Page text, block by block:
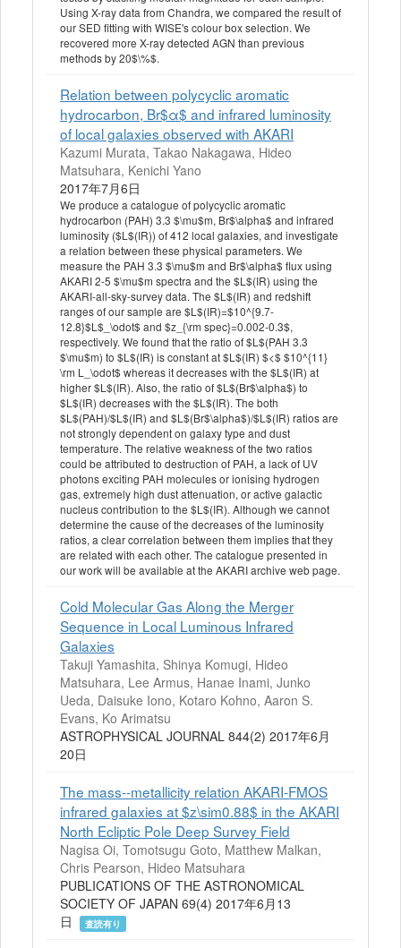
Using X-ray data from Chandra, we compared the result of
our SED fitting with WISE's colour box selection. We
recovered more X-ray detected AGN than previous
methods by 20$\%$.
Relation between polycyclic aromatic
hydrocarbon, Br$α$ and infrared luminosity
of local galaxies observed with AKARI
Kazumi Murata, Takao Nakagawa, Hideo
Matsuhara, Kenichi Yano
2017年7月6日
We produce a catalogue of polycyclic aromatic
hydrocarbon (PAH) 3.3 $\mu$m, Br$\alpha$ and infrared
luminosity ($L$(IR)) of 412 local galaxies, and investigate
a relation between these physical parameters. We
measure the PAH 3.3 $\mu$m and Br$\alpha$ flux using
AKARI 2-5 $\mu$m spectra and the $L$(IR) using the
AKARI-all-sky-survey data. The $L$(IR) and redshift
ranges of our sample are $L$(IR)=$10^{9.7-
12.8}$L$_\odot$ and $z_{\rm spec}=0.002-0.3$,
respectively. We found that the ratio of $L$(PAH 3.3
$\mu$m) to $L$(IR) is constant at $L$(IR) $<$ $10^{11}
\rm L_\odot$ whereas it decreases with the $L$(IR) at
higher $L$(IR). Also, the ratio of $L$(Br$\alpha$) to
$L$(IR) decreases with the $L$(IR). The both
$L$(PAH)/$L$(IR) and $L$(Br$\alpha$)/$L$(IR) ratios are
not strongly dependent on galaxy type and dust
temperature. The relative weakness of the two ratios
could be attributed to destruction of PAH, a lack of UV
photons exciting PAH molecules or ionising hydrogen
gas, extremely high dust attenuation, or active galactic
nucleus contribution to the $L$(IR). Although we cannot
determine the cause of the decreases of the luminosity
ratios, a clear correlation between them implies that they
are related with each other. The catalogue presented in
our work will be available at the AKARI archive web page.
Cold Molecular Gas Along the Merger
Sequence in Local Luminous Infrared
Galaxies
Takuji Yamashita, Shinya Komugi, Hideo
Matsuhara, Lee Armus, Hanae Inami, Junko
Ueda, Daisuke Iono, Kotaro Kohno, Aaron S.
Evans, Ko Arimatsu
ASTROPHYSICAL JOURNAL 844(2) 2017年6月
20日
The mass--metallicity relation AKARI-FMOS
infrared galaxies at $z\sim0.88$ in the AKARI
North Ecliptic Pole Deep Survey Field
Nagisa Oi, Tomotsugu Goto, Matthew Malkan,
Chris Pearson, Hideo Matsuhara
PUBLICATIONS OF THE ASTRONOMICAL
SOCIETY OF JAPAN 69(4) 2017年6月13
日
査読有り